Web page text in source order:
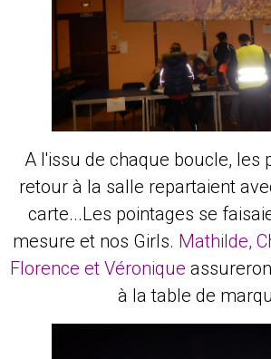
A l'issu de chaque boucle, les
retour à la salle repartaient
carte...Les pointages se
mesure et nos Girls. Mathilde,
Florence et Véronique
à la table de